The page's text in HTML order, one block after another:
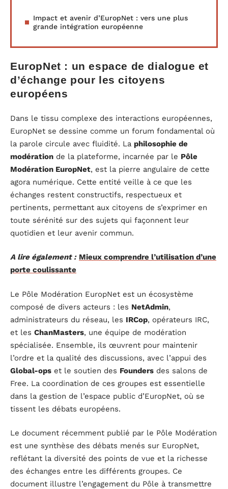
Impact et avenir d’EuropNet : vers une plus
grande intégration européenne
EuropNet : un espace de dialogue et
d’échange pour les citoyens
européens
Dans le tissu complexe des interactions européennes,
EuropNet se dessine comme un forum fondamental où
la parole circule avec fluidité. La philosophie de
modération de la plateforme, incarnée par le Pôle
Modération EuropNet, est la pierre angulaire de cette
agora numérique. Cette entité veille à ce que les
échanges restent constructifs, respectueux et
pertinents, permettant aux citoyens de s’exprimer en
toute sérénité sur des sujets qui façonnent leur
quotidien et leur avenir commun.
A lire également : Mieux comprendre l’utilisation d’une
porte coulissante
Le Pôle Modération EuropNet est un écosystème
composé de divers acteurs : les NetAdmin,
administrateurs du réseau, les IRCop, opérateurs IRC,
et les ChanMasters, une équipe de modération
spécialisée. Ensemble, ils œuvrent pour maintenir
l’ordre et la qualité des discussions, avec l’appui des
Global-ops et le soutien des Founders des salons de
Free. La coordination de ces groupes est essentielle
dans la gestion de l’espace public d’EuropNet, où se
tissent les débats européens.
Le document récemment publié par le Pôle Modération
est une synthèse des débats menés sur EuropNet,
reflétant la diversité des points de vue et la richesse
des échanges entre les différents groupes. Ce
document illustre l’engagement du Pôle à transmettre